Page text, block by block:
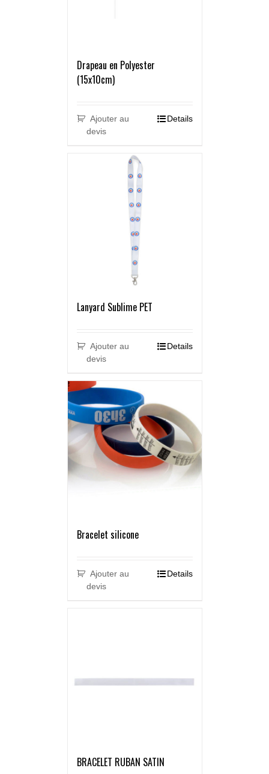
Drapeau en Polyester
(15x10cm)
Ajouter au
devis
Details
Lanyard Sublime PET
Ajouter au
devis
Details
Bracelet silicone
Ajouter au
devis
Details
BRACELET RUBAN SATIN